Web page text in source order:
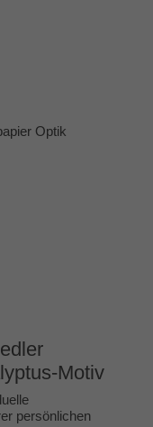
Optik
Motiv
persönlichen